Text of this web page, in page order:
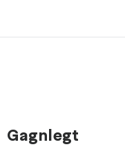
Gagnlegt